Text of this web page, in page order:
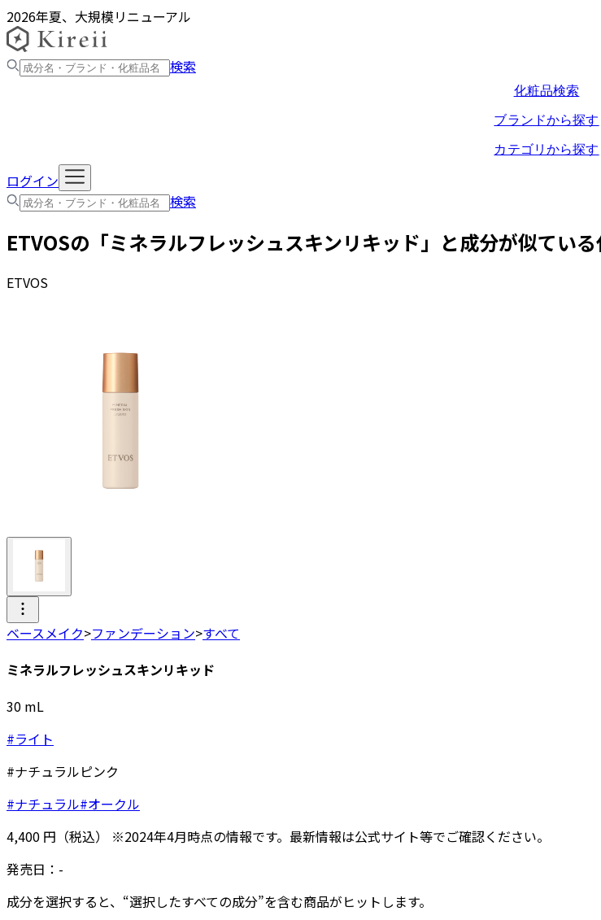
2026年夏、大規模リニューアル
検索
化粧品検索
ブランドから探す
カテゴリから探す
ログイン
検索
ETVOSの「ミネラルフレッシュスキンリキッド 」と成分が似てい
ETVOS
ベースメイク>ファンデーション>すべて
ミネラルフレッシュスキンリキッド
30 mL
#ライト
#ナチュラルピンク
#ナチュラル#オークル
4,400 円 （税込） ※2024年4月時点の情報です。最新情報は公式サイト等でご確認ください。
発売日： -
成分を選択すると、“選択したすべての成分”を含む商品がヒットします。